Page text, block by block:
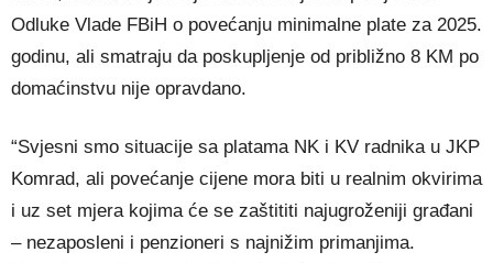
Odluke Vlade FBiH o povećanju minimalne plate za 2025.
godinu, ali smatraju da poskupljenje od približno 8 KM po
domaćinstvu nije opravdano.
“Svjesni smo situacije sa platama NK i KV radnika u JKP
Komrad, ali povećanje cijene mora biti u realnim okvirima
i uz set mjera kojima će se zaštititi najugroženiji građani
– nezaposleni i penzioneri s najnižim primanjima.